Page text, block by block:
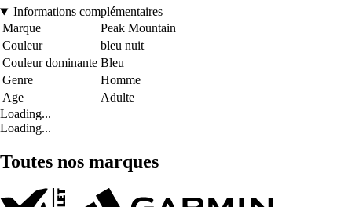
Informations complémentaires
Marque
Peak Mountain
Couleur
bleu nuit
Couleur dominante Bleu
Genre
Homme
Age
Adulte
Loading...
Loading...
Toutes nos marques